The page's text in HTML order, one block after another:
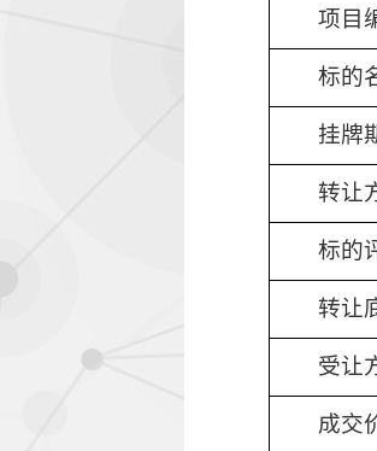
项目
标的
挂牌
转让
标的
转让
受让
成交